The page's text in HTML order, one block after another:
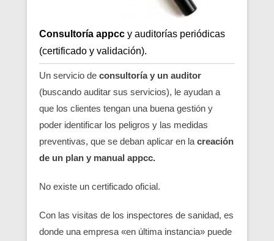
Consultoría appcc y auditorías periódicas
(certificado y validación).
Un servicio de consultoría y un auditor
(buscando auditar sus servicios), le ayudan a
que los clientes tengan una buena gestión y
poder identificar los peligros y las medidas
preventivas, que se deban aplicar en la creación
de un plan y manual appcc.
No existe un certificado oficial.
Con las visitas de los inspectores de sanidad, es
donde una empresa «en última instancia» puede